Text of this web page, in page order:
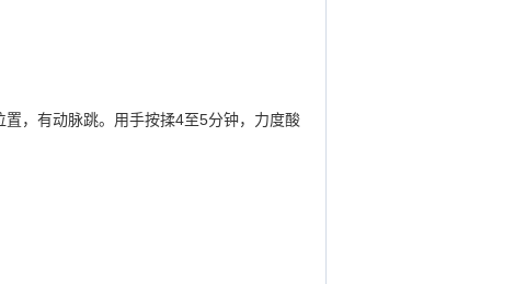
，有动脉跳。用手按揉4至5分钟，力度酸